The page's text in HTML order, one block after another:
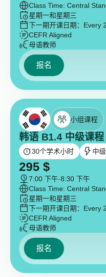
Class Time: Central
星期一和星期三
下一期开课日期： Every
CEFR Aligned
母语教师
报名
小组课程
韩语 B1.4 中级课程
30个学术小时 中级
295 $
7:00 下午-8:30 下午
Class Time: Central
星期一和星期三
下一期开课日期： Every
CEFR Aligned
母语教师
报名